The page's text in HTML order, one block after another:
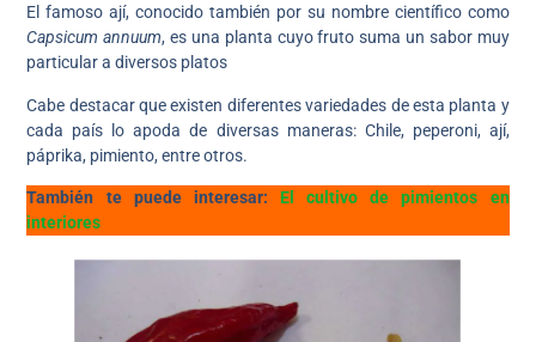
El famoso ají, conocido también por su nombre científico como
Capsicum annuum, es una planta cuyo fruto suma un sabor muy
particular a diversos platos
Cabe destacar que existen diferentes variedades de esta planta y
cada país lo apoda de diversas maneras: Chile, peperoni, ají,
páprika, pimiento, entre otros.
También te puede interesar: El cultivo de pimientos en
interiores